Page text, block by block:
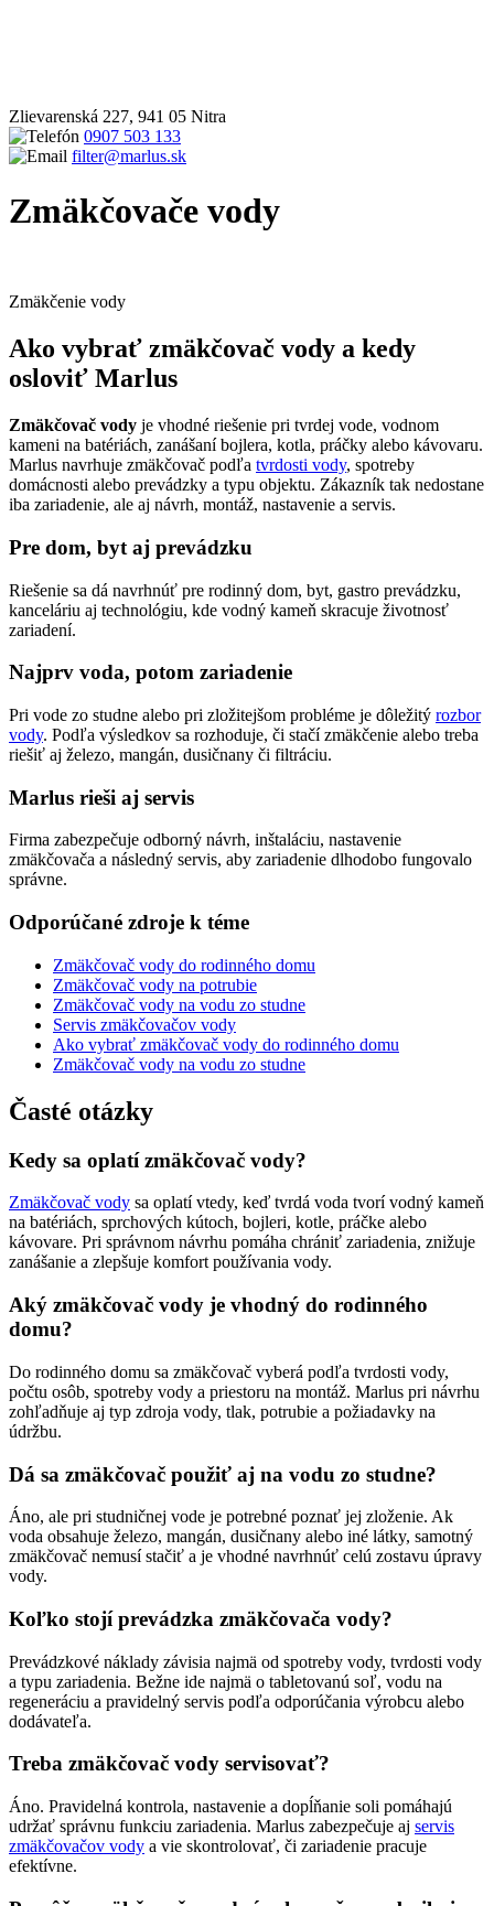
Zlievarenská 227, 941 05 Nitra
0907 503 133
filter@marlus.sk
Zmäkčovače vody
Zmäkčenie vody
Ako vybrať zmäkčovač vody a kedy
osloviť Marlus
Zmäkčovač vody je vhodné riešenie pri tvrdej vode, vodnom
kameni na batériách, zanášaní bojlera, kotla, práčky alebo kávovaru.
Marlus navrhuje zmäkčovač podľa tvrdosti vody, spotreby
domácnosti alebo prevádzky a typu objektu. Zákazník tak nedostane
iba zariadenie, ale aj návrh, montáž, nastavenie a servis.
Pre dom, byt aj prevádzku
Riešenie sa dá navrhnúť pre rodinný dom, byt, gastro prevádzku,
kanceláriu aj technológiu, kde vodný kameň skracuje životnosť
zariadení.
Najprv voda, potom zariadenie
Pri vode zo studne alebo pri zložitejšom probléme je dôležitý rozbor
vody. Podľa výsledkov sa rozhoduje, či stačí zmäkčenie alebo treba
riešiť aj železo, mangán, dusičnany či filtráciu.
Marlus rieši aj servis
Firma zabezpečuje odborný návrh, inštaláciu, nastavenie
zmäkčovača a následný servis, aby zariadenie dlhodobo fungovalo
správne.
Odporúčané zdroje k téme
Zmäkčovač vody do rodinného domu
Zmäkčovač vody na potrubie
Zmäkčovač vody na vodu zo studne
Servis zmäkčovačov vody
Ako vybrať zmäkčovač vody do rodinného domu
Zmäkčovač vody na vodu zo studne
Časté otázky
Kedy sa oplatí zmäkčovač vody?
Zmäkčovač vody sa oplatí vtedy, keď tvrdá voda tvorí vodný kameň
na batériách, sprchových kútoch, bojleri, kotle, práčke alebo
kávovare. Pri správnom návrhu pomáha chrániť zariadenia, znižuje
zanášanie a zlepšuje komfort používania vody.
Aký zmäkčovač vody je vhodný do rodinného
domu?
Do rodinného domu sa zmäkčovač vyberá podľa tvrdosti vody,
počtu osôb, spotreby vody a priestoru na montáž. Marlus pri návrhu
zohľadňuje aj typ zdroja vody, tlak, potrubie a požiadavky na
údržbu.
Dá sa zmäkčovač použiť aj na vodu zo studne?
Áno, ale pri studničnej vode je potrebné poznať jej zloženie. Ak
voda obsahuje železo, mangán, dusičnany alebo iné látky, samotný
zmäkčovač nemusí stačiť a je vhodné navrhnúť celú zostavu úpravy
vody.
Koľko stojí prevádzka zmäkčovača vody?
Prevádzkové náklady závisia najmä od spotreby vody, tvrdosti vody
a typu zariadenia. Bežne ide najmä o tabletovanú soľ, vodu na
regeneráciu a pravidelný servis podľa odporúčania výrobcu alebo
dodávateľa.
Treba zmäkčovač vody servisovať?
Áno. Pravidelná kontrola, nastavenie a dopĺňanie soli pomáhajú
udržať správnu funkciu zariadenia. Marlus zabezpečuje aj servis
zmäkčovačov vody a vie skontrolovať, či zariadenie pracuje
efektívne.